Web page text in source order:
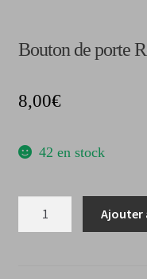
Bouton de porte
8,00€
42 en stock
Ajouter